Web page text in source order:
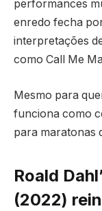
performances
enredo fecha
interpretações
como Call Me
Mesmo para
funciona como
para maratonas
Roald
(2022)